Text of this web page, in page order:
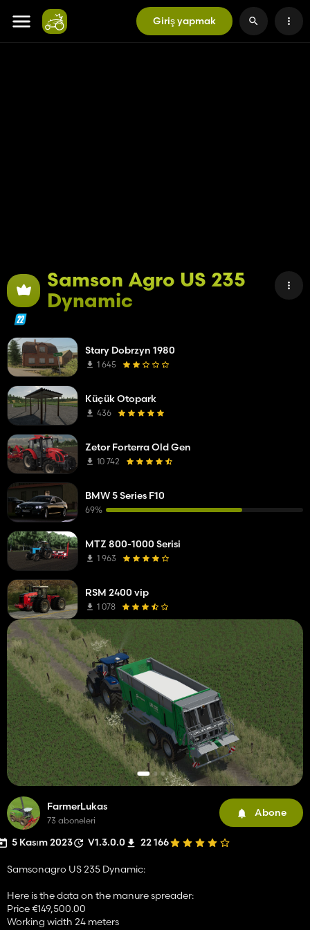
Giriş yapmak
Samson Agro US 235
Dynamic
FarmerLukas
73 aboneleri
Abone
5 Kasım 2023 V1.3.0.0 22 166
Samsonagro US 235 Dynamic:
Here is the data on the manure spreader:
Price €149,500.00
Working width 24 meters
Stary Dobrzyn 1980
1 645
Küçük Otopark
436
Zetor Forterra Old Gen
10 742
BMW 5 Series F10
69%
MTZ 800-1000 Serisi
1 963
RSM 2400 vip
1 078